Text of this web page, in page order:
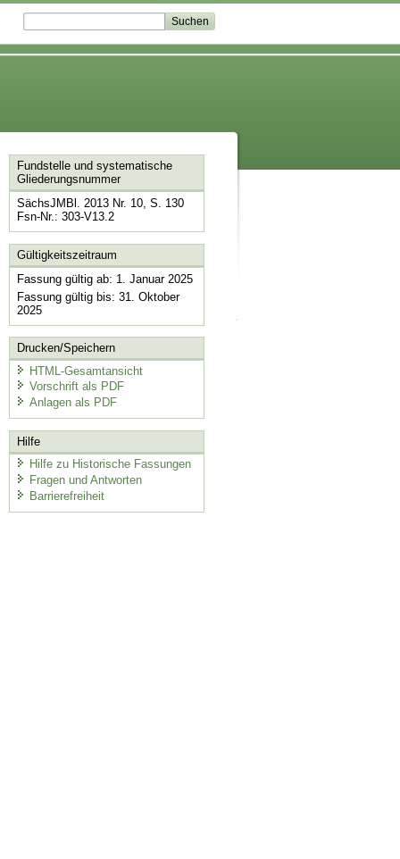
Fundstelle und systematische
Gliederungsnummer
SächsJMBl. 2013 Nr. 10, S. 130
Fsn-Nr.: 303-V13.2
Gültigkeitszeitraum
Fassung gültig ab: 1. Januar 2025
Fassung gültig bis: 31. Oktober
2025
Drucken/Speichern
HTML-Gesamtansicht
Vorschrift als PDF
Anlagen als PDF
Hilfe
Hilfe zu Historische Fassungen
Fragen und Antworten
Barrierefreiheit